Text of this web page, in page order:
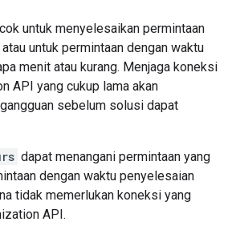
untuk menyelesaikan permintaan
untuk permintaan dengan waktu
menit atau kurang. Menjaga koneksi
API yang cukup lama akan
sebelum solusi dapat
dapat menangani permintaan yang
dengan waktu penyelesaian
tidak memerlukan koneksi yang
API.